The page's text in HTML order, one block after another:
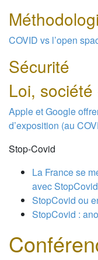
COVID vs l’open
Sécurité
Loi,
Apple et Google
d’exposition (au
Stop-Covid
La France se
avec StopCovid
StopCovid ou
StopCovid :